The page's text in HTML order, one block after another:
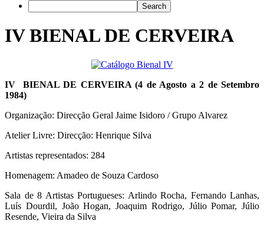
IV BIENAL DE CERVEIRA
IV BIENAL DE CERVEIRA (4 de Agosto a 2 de Setembro
1984)
Organização: Direcção Geral Jaime Isidoro / Grupo Alvarez
Atelier Livre: Direcção: Henrique Silva
Artistas representados: 284
Homenagem: Amadeo de Souza Cardoso
Sala de 8 Artistas Portugueses: Arlindo Rocha, Fernando Lanhas,
Luís Dourdil, João Hogan, Joaquim Rodrigo, Júlio Pomar, Júlio
Resende, Vieira da Silva